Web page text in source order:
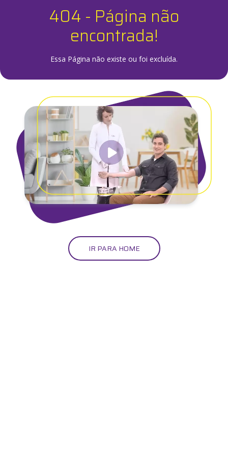
404 - Página não
encontrada!
Essa Página não existe ou foi excluída.
IR PARA HOME